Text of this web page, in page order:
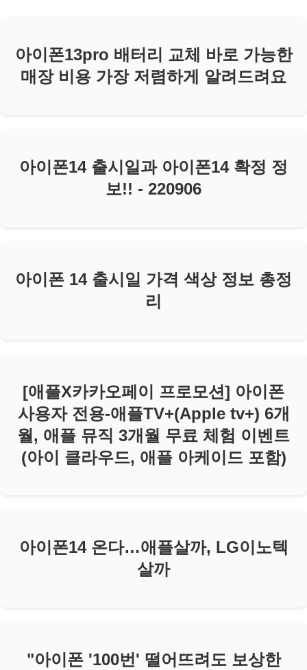
아이폰13pro 배터리 교체 바로 가능한
매장 비용 가장 저렴하게 알려드려요
아이폰14 출시일과 아이폰14 확정 정
보!! - 220906
아이폰 14 출시일 가격 색상 정보 총정
리
[애플X카카오페이 프로모션] 아이폰
사용자 전용-애플TV+(Apple tv+) 6개
월, 애플 뮤직 3개월 무료 체험 이벤트
(아이 클라우드, 애플 아케이드 포함)
아이폰14 온다…애플살까, LG이노텍
살까
"아이폰 '100번' 떨어뜨려도 보상한